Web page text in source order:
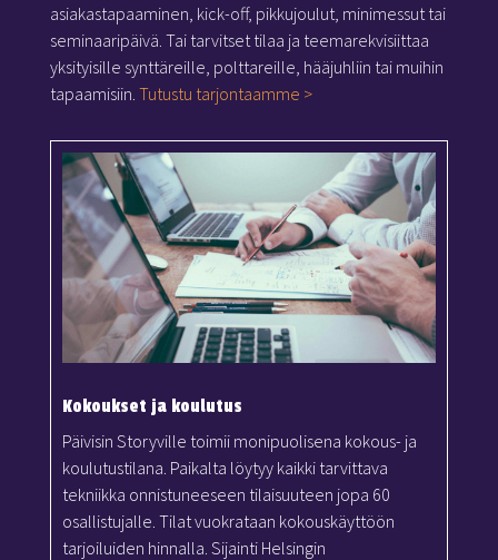
asiakastapaaminen, kick-off, pikkujoulut, minimessut tai
seminaaripäivä. Tai tarvitset tilaa ja teemarekvisiittaa
yksityisille synttäreille, polttareille, hääjuhliin tai muihin
tapaamisiin. Tutustu tarjontaamme >
Kokoukset ja koulutus
Päivisin Storyville toimii monipuolisena kokous- ja
koulutustilana. Paikalta löytyy kaikki tarvittava
tekniikka onnistuneeseen tilaisuuteen jopa 60
osallistujalle. Tilat vuokrataan kokouskäyttöön
tarjoiluiden hinnalla. Sijainti Helsingin